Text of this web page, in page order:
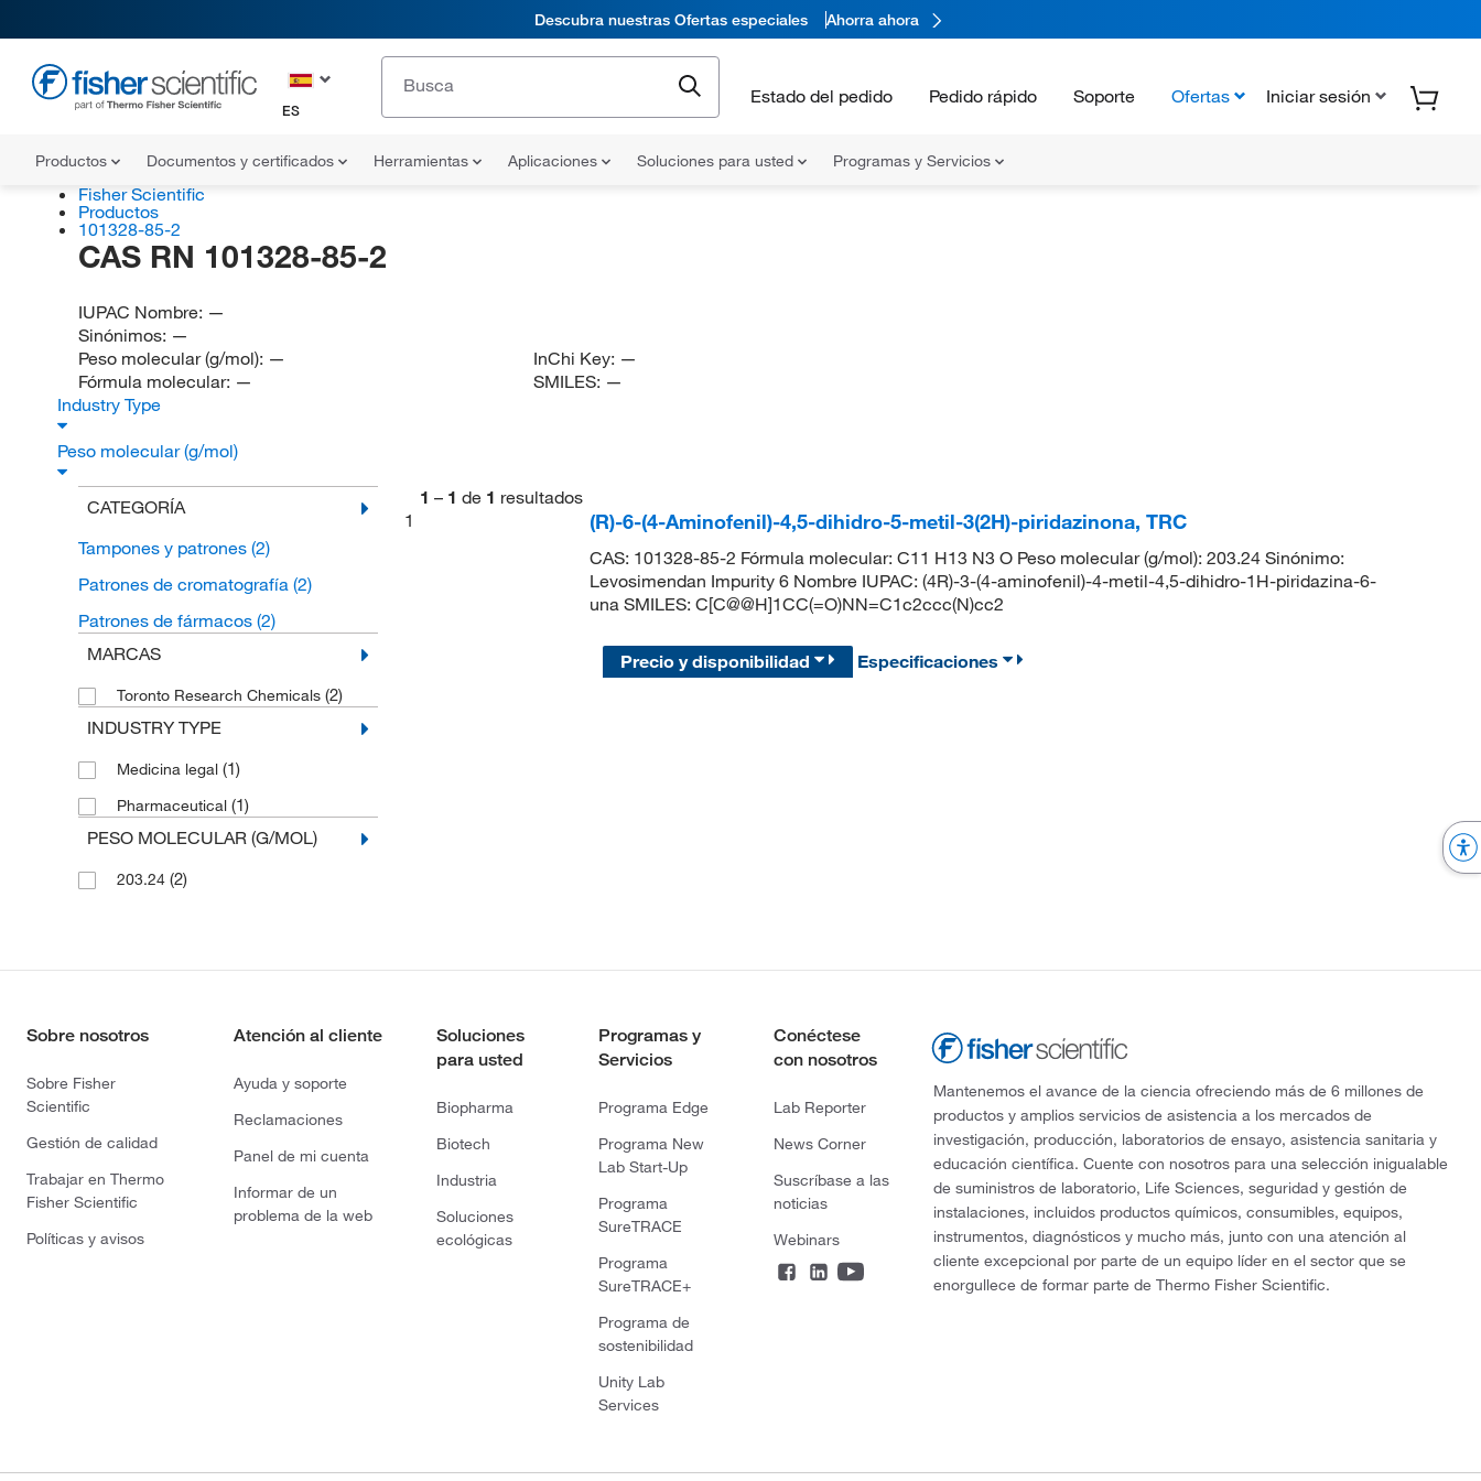
Descubra nuestras Ofertas especiales Ahorra ahora
ES
Estado del pedido Pedido rápido Soporte Ofertas Iniciar sesión
Productos Documentos y certificados Herramientas Aplicaciones Soluciones para usted Programas y Servicios
Fisher Scientific
Productos
101328-85-2
CAS RN 101328-85-2
IUPAC Nombre: —
Sinónimos: —
Peso molecular (g/mol): —
Fórmula molecular: —
InChi Key: —
SMILES: —
Industry Type
Peso molecular (g/mol)
CATEGORÍA
Tampones y patrones (2)
Patrones de cromatografía (2)
Patrones de fármacos (2)
MARCAS
Toronto Research Chemicals (2)
INDUSTRY TYPE
Medicina legal (1)
Pharmaceutical (1)
PESO MOLECULAR (G/MOL)
203.24 (2)
1 – 1 de 1 resultados
1
(R)-6-(4-Aminofenil)-4,5-dihidro-5-metil-3(2H)-piridazinona, TRC
CAS: 101328-85-2 Fórmula molecular: C11 H13 N3 O Peso molecular (g/mol): 203.24 Sinónimo:
Levosimendan Impurity 6 Nombre IUPAC: (4R)-3-(4-aminofenil)-4-metil-4,5-dihidro-1H-piridazina-6-
una SMILES: C[C@@H]1CC(=O)NN=C1c2ccc(N)cc2
Precio y disponibilidad Especificaciones
Sobre nosotros
Sobre Fisher
Scientific
Gestión de calidad
Trabajar en Thermo
Fisher Scientific
Políticas y avisos
Atención al cliente
Ayuda y soporte
Reclamaciones
Panel de mi cuenta
Informar de un
problema de la web
Soluciones
para usted
Biopharma
Biotech
Industria
Soluciones
ecológicas
Programas y
Servicios
Programa Edge
Programa New
Lab Start-Up
Programa
SureTRACE
Programa
SureTRACE+
Programa de
sostenibilidad
Unity Lab
Services
Conéctese
con nosotros
Lab Reporter
News Corner
Suscríbase a las
noticias
Webinars
Mantenemos el avance de la ciencia ofreciendo más de 6 millones de
productos y amplios servicios de asistencia a los mercados de
investigación, producción, laboratorios de ensayo, asistencia sanitaria y
educación científica. Cuente con nosotros para una selección inigualable
de suministros de laboratorio, Life Sciences, seguridad y gestión de
instalaciones, incluidos productos químicos, consumibles, equipos,
instrumentos, diagnósticos y mucho más, junto con una atención al
cliente excepcional por parte de un equipo líder en el sector que se
enorgullece de formar parte de Thermo Fisher Scientific.